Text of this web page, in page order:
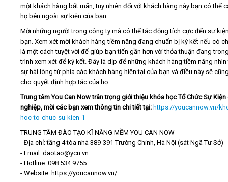
một khách hàng bất mãn, tuy nhiên đối với khách hàng này bạn có thể
họ bên ngoài sự kiện của bạn
Mời những người trong công ty mà có thể tác động tích cực đến sự
bạn. Xem xét mời khách hàng tiềm năng đang chuẩn bị ký kết nếu có
là một cách tuyệt vời để giúp bạn tiến gần hơn với thỏa thuận đang
trình xem xét để ký kết. Đây là dịp để những khách hàng tiềm năng nhìn
sự hài lòng từ phía các khách hàng hiện tại của bạn và điều này sẽ
cho quyết định hợp tác của họ.
Trung tâm You Can Now trân trọng giới thiệu khóa học Tổ Chức Sự Kiện
nghiệp, mời các bạn xem thông tin chi tiết tại: https://youcannow.vn/
hoc-to-chuc-su-kien-1
TRUNG TÂM ĐÀO TẠO KĨ NĂNG MỀM YOU CAN NOW
- Địa chỉ: tầng 4 tòa nhà 389-391 Trường Chinh, Hà Nội (sát Ngã Tư Sở)
- Email: daotao@ycn.vn
- Hotline: 098.534.9755
- Website: https://youcannow.vn/